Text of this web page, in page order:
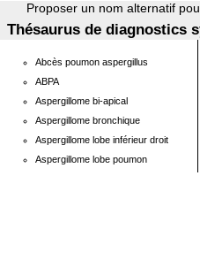
Proposer un nom alternatif
Thésaurus de diagnostics
Abcès poumon aspergillus
ABPA
Aspergillome bi-apical
Aspergillome bronchique
Aspergillome lobe inférieur droit
Aspergillome lobe poumon